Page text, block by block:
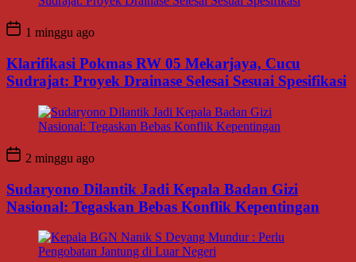
1 minggu ago
Klarifikasi Pokmas RW 05 Mekarjaya, Cucu
Sudrajat: Proyek Drainase Selesai Sesuai Spesifikasi
2 minggu ago
Sudaryono Dilantik Jadi Kepala Badan Gizi
Nasional: Tegaskan Bebas Konflik Kepentingan